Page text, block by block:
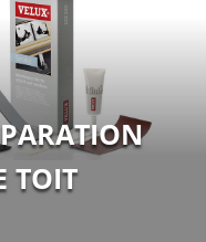
TOIT